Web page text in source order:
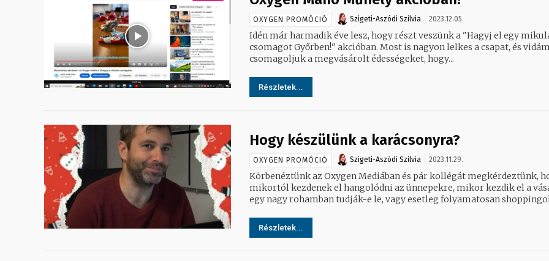
OXYGEN PROMÓCIÓ Szigeti-Aszódi Szilvia 2023.12.05.
Idén már harmadik éve lesz, hogy részt veszünk a "Hagyj el egy
csomagot Győrben!" akcióban. Most is nagyon lelkes a csapat, és
csomagoljuk a megvásárolt édességeket, hogy...
Részletek...
Hogy készülünk a karácsonyra?
OXYGEN PROMÓCIÓ Szigeti-Aszódi Szilvia 2023.11.29.
Körbenéztünk az Oxygen Mediában és pár kollégát megkérdeztünk,
mikortól kezdenek el hangolódni az ünnepekre, mikor kezdik el a
egy nagy rohamban tudják-e le, vagy esetleg folyamatosan
Részletek...